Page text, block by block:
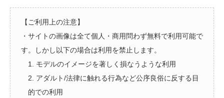
【ご利用上の注意】
・サイトの画像は全て個人・商用問わず無料で利用可能で
す。しかし以下の場合は利用を禁止します。
1. モデルのイメージを著しく損なうような利用
2. アダルト/法律に触れる行為など公序良俗に反する目
的での利用